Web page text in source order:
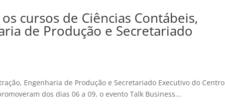
cursos de Ciências Contábeis,
de Produção e Secretariado
Engenharia de Produção e Secretariado Executivo do Centro
dos dias 06 a 09, o evento Talk Business...